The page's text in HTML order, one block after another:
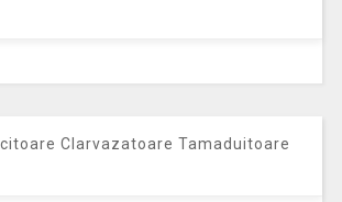
Clarvazatoare Tamaduitoare